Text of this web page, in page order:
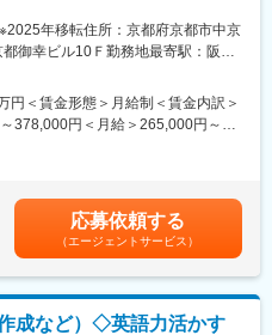
関する企画立案
ート
、各国の市場特性や代理店の状況
ながる販売支援の在り方を考え、
ローバルビジネスの実務経験を積
できるため、マーケティングと営
す。
際的に活躍できるキャリアパスも
的に教育領域をリードいただける
フィロソフィーの浸透や文化形成
員研修、国内社員向けのe-
の導入研修などを企画・運営して
の事業成長を支える教育体系・研
年移転住所：京都府京都市中京
御幸ビル10Ｆ勤務地最寄駅：阪急
円＜賃金形態＞月給制＜賃金内訳＞
378,000円＜月給＞265,000円～
となります。礼金が15万（単
手数料家賃1ヶ月分も会社負担と
安の金額であり、選考を通じて上
(月額)は固定手当を含めた表記で
応募依頼する
（エージェントサービス）
成など）◇英語力活かす